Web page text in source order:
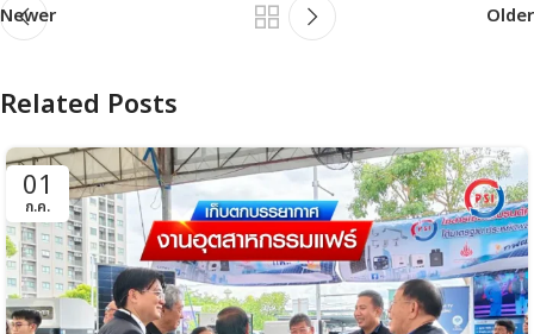
Newer Older
Related Posts
01
ก.ค.